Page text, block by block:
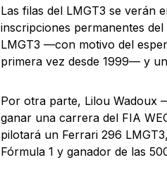
Las filas del LMGT3 se verán
inscripciones permanentes
LMGT3 —con motivo del
primera vez desde 1999— y
Por otra parte, Lilou Wadoux
ganar una carrera del FIA
pilotará un Ferrari 296
Fórmula 1 y ganador de las